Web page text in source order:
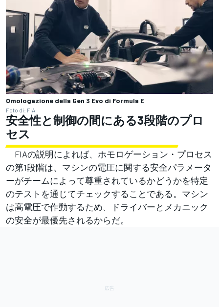
Omologazione della Gen 3 Evo di Formula E
Foto di: FIA
安全性と制御の間にある3段階のプロ
セス
FIAの説明によれば、ホモロゲーション・プロセス
の第1段階は、マシンの電圧に関する安全パラメータ
ーがチームによって尊重されているかどうかを特定
のテストを通じてチェックすることである。マシン
は高電圧で作動するため、ドライバーとメカニック
の安全が最優先されるからだ。